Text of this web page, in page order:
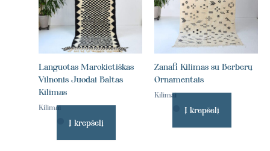
Languotas Marokietiškas
Vilnonis Juodai Baltas
Kilimas
Kilimai
Į krepšelį
Zanafi Kilimas su Berberų
Ornamentais
Kilimai
Į krepšelį